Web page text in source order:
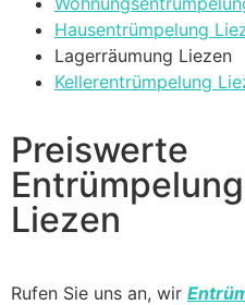
Hausentrümpelung
Lagerräumung Liezen
Kellerentrümpelung
Preiswerte
Liezen
Rufen Sie uns an, wir